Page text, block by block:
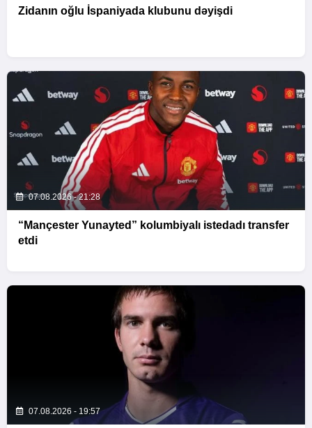
Zidanın oğlu İspaniyada klubunu dəyişdi
07.08.2026 - 21:28
“Mançester Yunayted” kolumbiyalı istedadı transfer
etdi
07.08.2026 - 19:57